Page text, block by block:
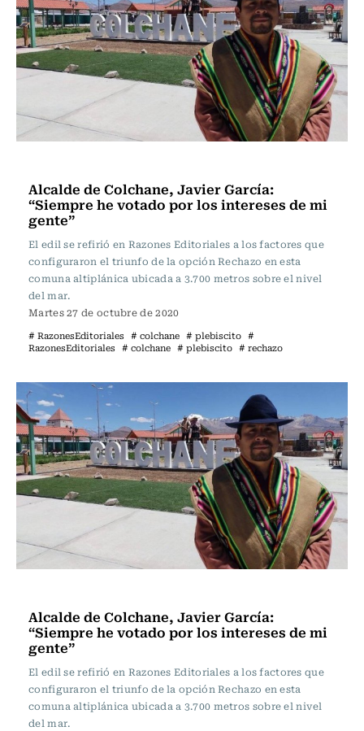
Alcalde de Colchane, Javier García:
“Siempre he votado por los intereses de mi
gente”
El edil se refirió en Razones Editoriales a los factores que
configuraron el triunfo de la opción Rechazo en esta
comuna altiplánica ubicada a 3.700 metros sobre el nivel
del mar.
Martes 27 de octubre de 2020
# RazonesEditoriales # colchane # plebiscito #
RazonesEditoriales # colchane # plebiscito # rechazo
Alcalde de Colchane, Javier García:
“Siempre he votado por los intereses de mi
gente”
El edil se refirió en Razones Editoriales a los factores que
configuraron el triunfo de la opción Rechazo en esta
comuna altiplánica ubicada a 3.700 metros sobre el nivel
del mar.